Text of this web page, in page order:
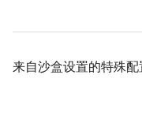
来自沙盒设置的特殊配